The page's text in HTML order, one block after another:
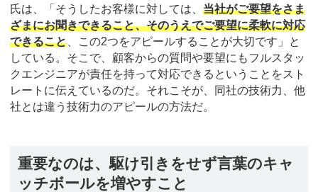
氏は、「そうしたお客様に対しては、 当社がご要望をさま
ざまにお聞きできること、そのうえでご要望に柔軟に対応
できること 、この2つをアピールすることが大切です」と
している。そこで、顧客からの質問や要望にもフルスタッ
クエンジニアが責任を持って対応できるということをスト
レートに伝えているのだ。それこそが、同社の技術力、他
社とは違う技術力のアピールの方法だ。
重要なのは、駆け引きをせず言葉のキャ
ッチボールを増やすこと